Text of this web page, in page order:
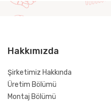
Hakkımızda
Şirketimiz Hakkında
Üretim Bölümü
Montaj Bölümü